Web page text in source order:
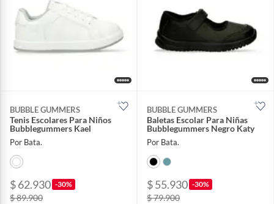
BUBBLE GUMMERS
Tenis Escolares Para Niños
Bubblegummers Kael
Por Bata.
$ 62.930 -30%
$ 89.900
BUBBLE GUMMERS
Baletas Escolar Para Niñas
Bubblegummers Negro Katy
Por Bata.
$ 55.930 -30%
$ 79.900